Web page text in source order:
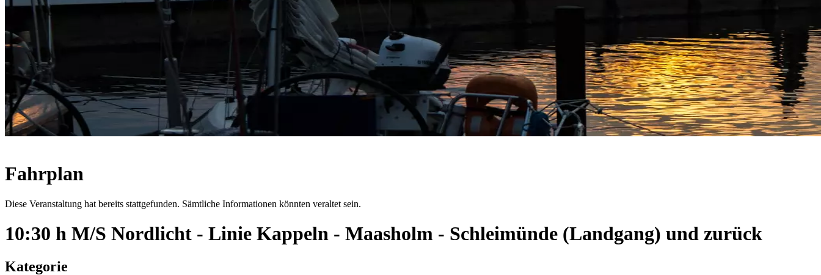
Fahrplan
Diese Veranstaltung hat bereits stattgefunden. Sämtliche Informationen könnten veraltet sein.
10:30 h M/S Nordlicht - Linie Kappeln - Maasholm - Schleimünde (Landgang) und zurück
Kategorie